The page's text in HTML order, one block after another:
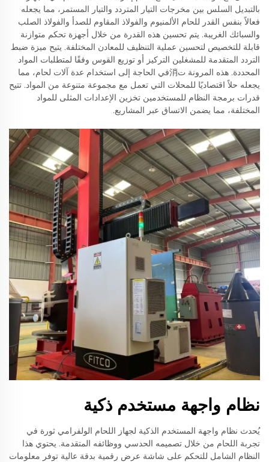
بالتبديل السلس بين مخرجات التيار المتردد والتيار المستمر، مما يجعله
فعالاً بنفس القدر للحام الألمنيوم والفولاذ المقاوم للصدأ والفولاذ الصلب
والسبائك الغريبة. يتم تحسين هذه القدرة من خلال أجهزة تحكم متوازنة
قابلة للتخصيص لتحسين عملية التنظيف للمعادن المختلفة. يتيح ميزة ضبط
التردد المتقدمة للمشغلين التركيز أو توزيع القوس وفقًا لمتطلبات المواد
المحددة. هذه المرونة ت消في الحاجة إلى استخدام عدة آلات لحام، مما
يجعله حلاً اقتصاديًا للمحلات التي تعمل مع مجموعة متنوعة من المواد. تتيح
قدرات برمجة النظام للمستخدمين تخزين الإعدادات المثلى للمواد
المختلفة، مما يضمن الاتساق عبر المشاريع.
نظام واجهة مستخدم ذكية
يُحدث نظام واجهة المستخدم الذكية لجهاز اللحام الولفرامي ثورة في
تجربة اللحام من خلال تصميمه الحدسي ووظائفه المتقدمة. يحتوي هذا
النظام الشامل للتحكم على شاشة عرض رقمية بدقة عالية توفر معلومات